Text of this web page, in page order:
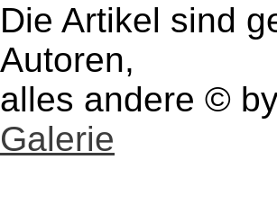
Die Artikel sind
Autoren,
alles andere ©
Galerie